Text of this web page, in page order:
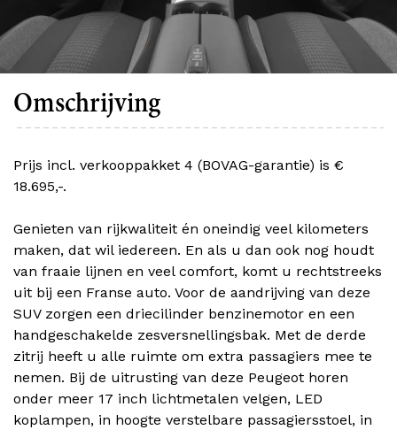
Omschrijving
Prijs incl. verkooppakket 4 (BOVAG-garantie) is €
18.695,-.
Genieten van rijkwaliteit én oneindig veel kilometers
maken, dat wil iedereen. En als u dan ook nog houdt
van fraaie lijnen en veel comfort, komt u rechtstreeks
uit bij een Franse auto. Voor de aandrijving van deze
SUV zorgen een driecilinder benzinemotor en een
handgeschakelde zesversnellingsbak. Met de derde
zitrij heeft u alle ruimte om extra passagiers mee te
nemen. Bij de uitrusting van deze Peugeot horen
onder meer 17 inch lichtmetalen velgen, LED
koplampen, in hoogte verstelbare passagiersstoel, in